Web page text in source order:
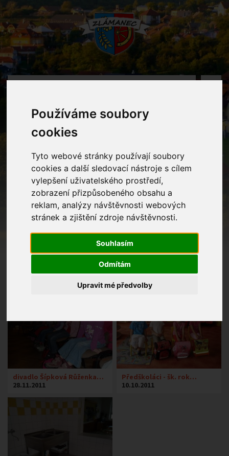
Používáme soubory
cookies
Tyto webové stránky používají soubory
cookies a další sledovací nástroje s cílem
vylepšení uživatelského prostředí,
zobrazení přizpůsobeného obsahu a
reklam, analýzy návštěvnosti webových
stránek a zjištění zdroje návštěvnosti.
Souhlasím
Odmítám
Upravit mé předvolby
Fotogalerie
Home Fotogalerie
divadlo Šípková Růženka…
28.11.2011
Předškoláci - šk. rok…
10.10.2011